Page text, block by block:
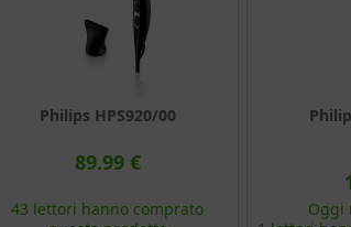
Philips HPS920/00
89.99 €
43 lettori hanno comprato
Oggi